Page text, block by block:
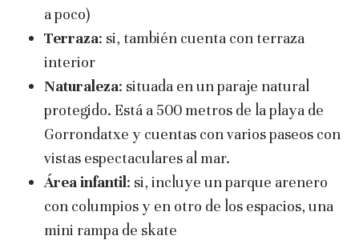
a poco)
Terraza: si, también cuenta con terraza
interior
Naturaleza: situada en un paraje natural
protegido. Está a 500 metros de la playa de
Gorrondatxe y cuentas con varios paseos con
vistas espectaculares al mar.
Área infantil: si, incluye un parque arenero
con columpios y en otro de los espacios, una
mini rampa de skate